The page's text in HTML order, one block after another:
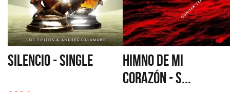
SILENCIO - SINGLE
HIMNO DE MI
CORAZÓN - S...